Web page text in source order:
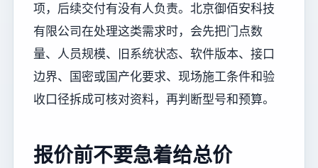
项，后续交付有没有人负责。北京御佰安科技
有限公司在处理这类需求时，会先把门点数
量、人员规模、旧系统状态、软件版本、接口
边界、国密或国产化要求、现场施工条件和验
收口径拆成可核对资料，再判断型号和预算。
报价前不要急着给总价